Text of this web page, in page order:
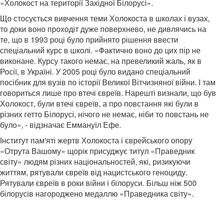
«Холокост на території Західної Білорусі».
Що стосується вивчення теми Холокоста в школах і вузах,
то доки воно проходіт дуже поверхнево, не дивлячись на
те, що в 1993 році було прийнято рішення ввести
спеціальний курс в школі. «Фактично воно до цих пір не
виконане. Курсу такого немає, на превеликий жаль, як в
Росії, в Україні. У 2005 році було видано спеціальний
посібник для вузів по історії Великої Вітчизняної війни. І там
говориться лише про втечі євреїв. Нарешті визнали, що був
Холокост, були втечі євреїв, а про повстання які були в
різних гетто Білорусі, нічого не немає, ніби то повстань не
було», - відзначає Еммануїл Ефе.
Інститут пам'яті жертв Холокоста і єврейського опору
«Отрута Вашому» щорік присуджує титул «Праведник
світу» людям різних національностей, які, ризикуючи
життям, рятували євреїв від нацистського геноциду.
Рятували євреїв в роки війни і білоруси. Більш ніж 500
білорусів нагороджено медаллю «Праведника світу».